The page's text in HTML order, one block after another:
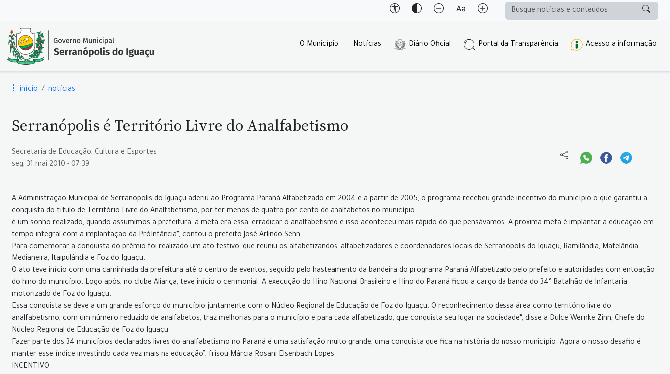
O Município Notícias Diário Oficial Portal da Transparência Acesso a informação
início notícias
Serranópolis é Território Livre do Analfabetismo
Secretaria de Educação, Cultura e Esportes
seg, 31 mai 2010 - 07:39
A Administração Municipal de Serranópolis do Iguaçu aderiu ao Programa Paraná Alfabetizado em 2004 e a partir de 2005, o programa recebeu grande incentivo do município o que garantiu a
conquista do título de Território Livre do Analfabetismo, por ter menos de quatro por cento de analfabetos no município.
é um sonho realizado, quando assumimos a prefeitura, a meta era essa, erradicar o analfabetismo e isso aconteceu mais rápido do que pensávamos. A próxima meta é implantar a educação em
tempo integral com a implantação da PróInfância”, contou o prefeito José Arlindo Sehn.
Para comemorar a conquista do prêmio foi realizado um ato festivo, que reuniu os alfabetizandos, alfabetizadores e coordenadores locais de Serranópolis do Iguaçu, Ramilândia, Matelândia,
Medianeira, Itaipulândia e Foz do Iguaçu.
O ato teve início com uma caminhada da prefeitura até o centro de eventos, seguido pelo hasteamento da bandeira do programa Paraná Alfabetizado pelo prefeito e autoridades com entoação
do hino do município. Logo após, no clube Aliança, teve início o cerimonial. A execução do Hino Nacional Brasileiro e Hino do Paraná ficou a cargo da banda do 34° Batalhão de Infantaria
motorizado de Foz do Iguaçu.
Essa conquista se deve a um grande esforço do município juntamente com o Núcleo Regional de Educação de Foz do Iguaçu. O reconhecimento dessa área como território livre do
analfabetismo, com um número reduzido de analfabetos, traz melhorias para o município e para cada alfabetizado, que conquista seu lugar na sociedade”, disse a Dulce Wernke Zinn, Chefe do
Núcleo Regional de Educação de Foz do Iguaçu.
Fazer parte dos 34 municípios declarados livres do analfabetismo no Paraná é uma satisfação muito grande, uma conquista que fica na história do nosso município. Agora o nosso desafio é
manter esse índice investindo cada vez mais na educação”, frisou Márcia Rosani Elsenbach Lopes.
INCENTIVO